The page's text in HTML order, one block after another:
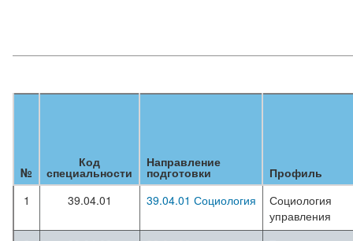
№
Код
специальности
Направление
подготовки
Профиль
1
39.04.01 39.04.01 Социология
Социология
управления